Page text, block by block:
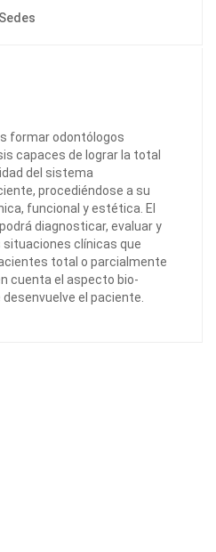
Sedes
formar odontólogos
capaces de lograr la total
del sistema
procediéndose a su
funcional y estética. El
diagnosticar, evaluar y
clínicas que
total o parcialmente
cuenta el aspecto bio-
el paciente.